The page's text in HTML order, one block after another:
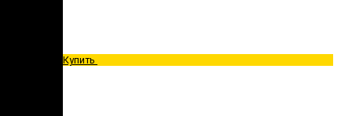
Купить